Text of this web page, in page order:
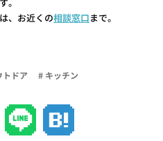
。
、お近くの相談窓口まで。
トドア # キッチン